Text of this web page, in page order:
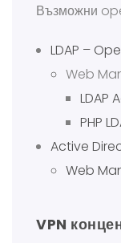
Възможни
LDAP –
Web
LDAP
PHP
Active
Web
VPN